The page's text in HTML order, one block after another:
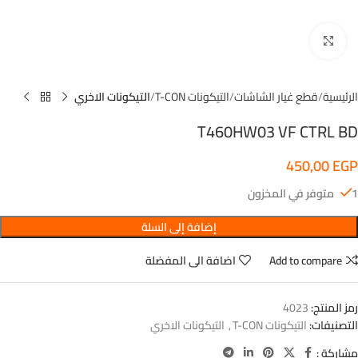
الرئيسية قطع غيار الشاشات التيكونات T-CON التيكونات الاخري
T460HW03 VF CTRL BD
450,00EGP
1 متوفر في المخزون
إضافة إلى السلة
Add to compare
اضافة الى المفضلة
رمز المنتج:4023
التصنيفات:التيكونات T-CON , التيكونات الاخري
مشاركة :